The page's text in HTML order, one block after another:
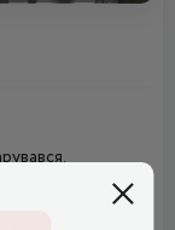
переважно
в